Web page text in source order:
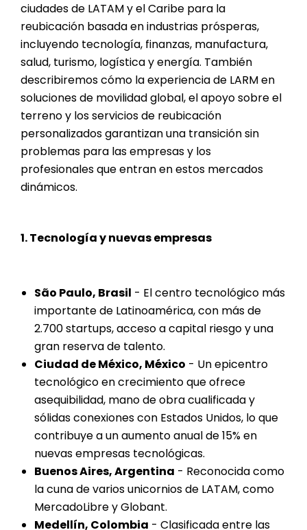
ciudades de LATAM y el Caribe para la
reubicación basada en industrias prósperas,
incluyendo tecnología, finanzas, manufactura,
salud, turismo, logística y energía. También
describiremos cómo la experiencia de LARM en
soluciones de movilidad global, el apoyo sobre el
terreno y los servicios de reubicación
personalizados garantizan una transición sin
problemas para las empresas y los
profesionales que entran en estos mercados
dinámicos.
1. Tecnología y nuevas empresas
São Paulo, Brasil - El centro tecnológico más
importante de Latinoamérica, con más de
2.700 startups, acceso a capital riesgo y una
gran reserva de talento.
Ciudad de México, México - Un epicentro
tecnológico en crecimiento que ofrece
asequibilidad, mano de obra cualificada y
sólidas conexiones con Estados Unidos, lo que
contribuye a un aumento anual de 15% en
nuevas empresas tecnológicas.
Buenos Aires, Argentina - Reconocida como
la cuna de varios unicornios de LATAM, como
MercadoLibre y Globant.
Medellín, Colombia - Clasificada entre las